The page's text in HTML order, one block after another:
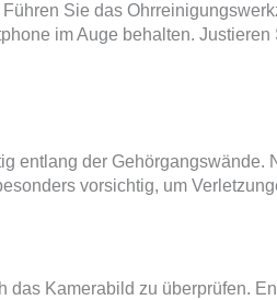
Sie das
im Auge behalten.
entlang der Gehörgangswände.
vorsichtig, um
das Kamerabild zu überprüfen.